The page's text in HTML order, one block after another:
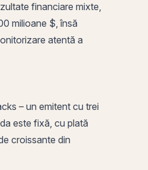
financiare mixte,
milioane $, însă
atentă a
– un emitent cu trei
este fixă, cu plată
croissante din